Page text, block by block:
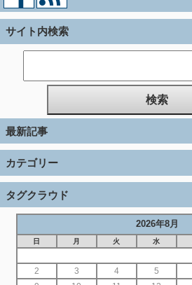
サイト内検索
最新記事
カテゴリー
タグクラウド
2026年8月
日 月 火 水
2
3 4 5